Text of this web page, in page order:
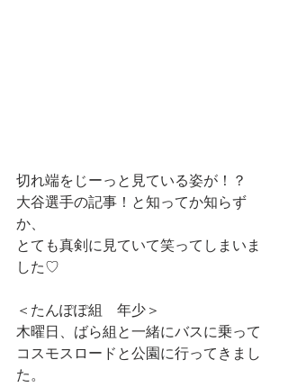
切れ端をじーっと見ている姿が！？
大谷選手の記事！と知ってか知らず
か、
とても真剣に見ていて笑ってしまいま
した♡
＜たんぽぽ組　年少＞
木曜日、ばら組と一緒にバスに乗って
コスモスロードと公園に行ってきまし
た。